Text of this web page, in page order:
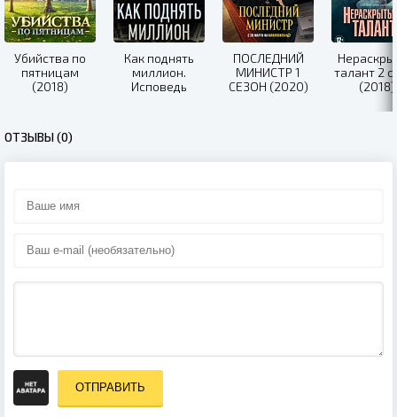
Убийства по
пятницам
(2018)
Как поднять
миллион.
Исповедь
ПОСЛЕДНИЙ
МИНИСТР 1
СЕЗОН (2020)
талант 2
(2018)
ОТЗЫВЫ (0)
ОТПРАВИТЬ